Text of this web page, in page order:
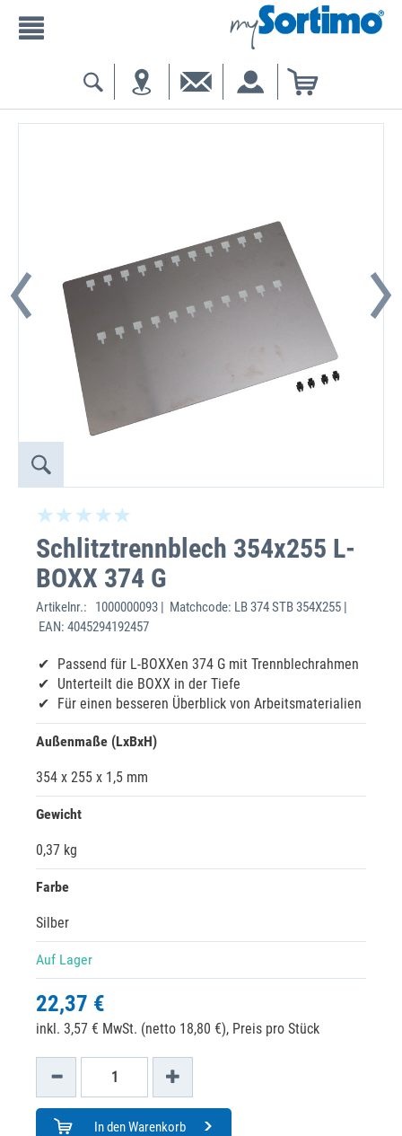
Schlitztrennblech 354x255 L-
BOXX 374 G
Artikelnr.:
1000000093 | Matchcode: LB 374 STB 354X255 |
EAN: 4045294192457
Passend für L-BOXXen 374 G mit Trennblechrahmen
Unterteilt die BOXX in der Tiefe
Für einen besseren Überblick von Arbeitsmaterialien
Außenmaße (LxBxH)
354 x 255 x 1,5 mm
Gewicht
0,37 kg
Farbe
Silber
Auf Lager
22,37 €
inkl. 3,57 € MwSt. (netto 18,80 €), Preis pro Stück
In den Warenkorb